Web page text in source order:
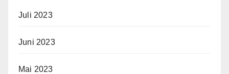
Juli 2023
Juni 2023
Mai 2023